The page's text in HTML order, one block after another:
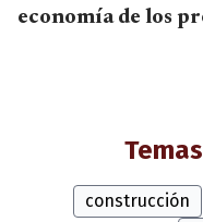
economía de los
construcción